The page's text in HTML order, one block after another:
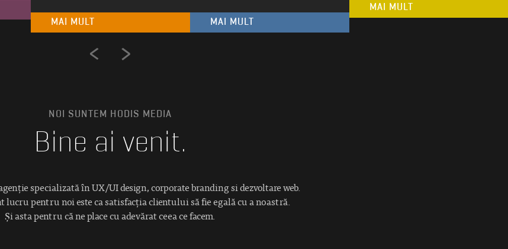
MAI MULT MAI MULT
MAI MULT
< >
NOI SUNTEM HODIS MEDIA
Bine ai venit.
specializată în UX/UI design, corporate branding si dezvoltare web.
lucru pentru noi este ca satisfacția clientului să fie egală cu a noastră.
Și asta pentru că ne place cu adevărat ceea ce facem.